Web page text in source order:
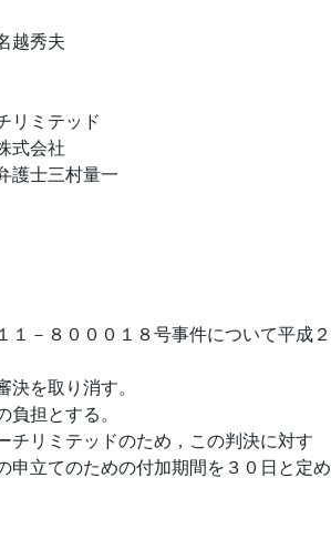
越秀夫
リミテッド
式会社
護士三村量一
１－８０００１８号事件について平成２
を取り消す。
負担とする。
チリミテッドのため，この判決に対す
申立てのための付加期間を３０日と定め